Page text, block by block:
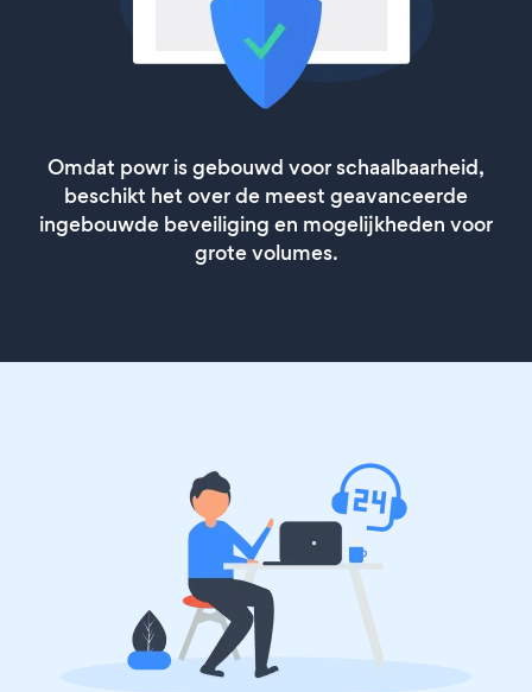
Omdat powr is gebouwd voor schaalbaarheid,
beschikt het over de meest geavanceerde
ingebouwde beveiliging en mogelijkheden voor
grote volumes.